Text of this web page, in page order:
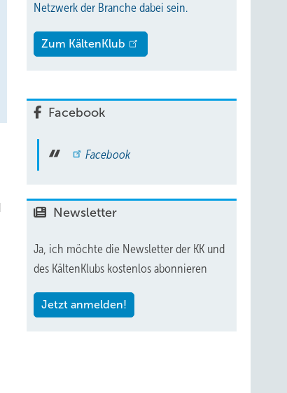
Netzwerk der Branche dabei sein.
Zum KältenKlub
Facebook
Facebook
Newsletter
Ja, ich möchte die Newsletter der KK und
des KältenKlubs kostenlos abonnieren
Jetzt anmelden!